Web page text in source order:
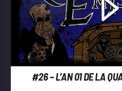
#26 – L’AN 01 DE LA